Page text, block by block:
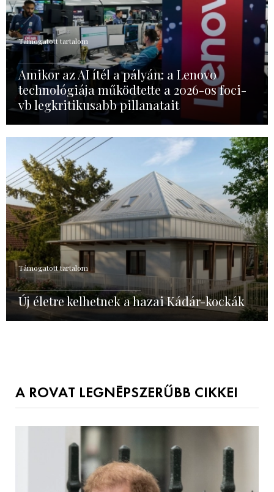
Támogatott tartalom
Amikor az AI ítél a pályán: a Lenovo
technológiája működtette a 2026-os foci-
vb legkritikusabb pillanatait
Támogatott tartalom
Új életre kelhetnek a hazai Kádár-kockák
A ROVAT LEGNÉPSZERŰBB CIKKEI